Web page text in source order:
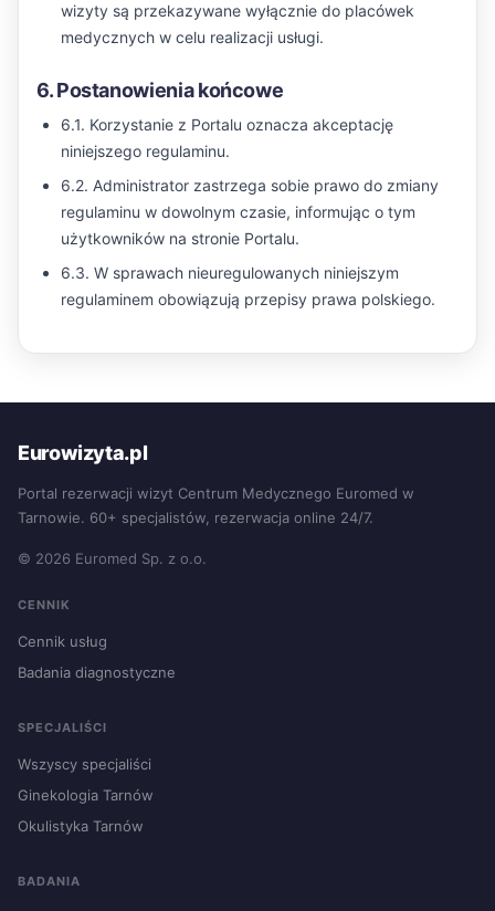
wizyty są przekazywane wyłącznie do placówek
medycznych w celu realizacji usługi.
6. Postanowienia końcowe
6.1. Korzystanie z Portalu oznacza akceptację
niniejszego regulaminu.
6.2. Administrator zastrzega sobie prawo do zmiany
regulaminu w dowolnym czasie, informując o tym
użytkowników na stronie Portalu.
6.3. W sprawach nieuregulowanych niniejszym
regulaminem obowiązują przepisy prawa polskiego.
Eurowizyta.pl
Portal rezerwacji wizyt Centrum Medycznego Euromed w
Tarnowie. 60+ specjalistów, rezerwacja online 24/7.
© 2026 Euromed Sp. z o.o.
CENNIK
Cennik usług
Badania diagnostyczne
SPECJALIŚCI
Wszyscy specjaliści
Ginekologia Tarnów
Okulistyka Tarnów
BADANIA